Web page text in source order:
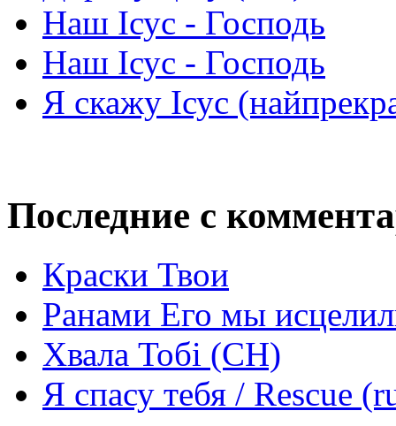
Наш Ісус - Господь
Наш Ісус - Господь
Я скажу Ісус
Последние с
Краски Твои
Ранами Его мы
Хвала Тобі (СН)
Я спасу тебя / Rescue